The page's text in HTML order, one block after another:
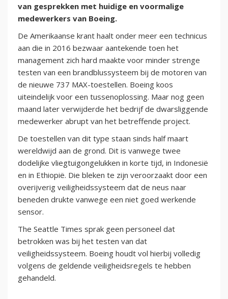
van gesprekken met huidige en voormalige
medewerkers van Boeing.
De Amerikaanse krant haalt onder meer een technicus
aan die in 2016 bezwaar aantekende toen het
management zich hard maakte voor minder strenge
testen van een brandblussysteem bij de motoren van
de nieuwe 737 MAX-toestellen. Boeing koos
uiteindelijk voor een tussenoplossing. Maar nog geen
maand later verwijderde het bedrijf de dwarsliggende
medewerker abrupt van het betreffende project.
De toestellen van dit type staan sinds half maart
wereldwijd aan de grond. Dit is vanwege twee
dodelijke vliegtuigongelukken in korte tijd, in Indonesië
en in Ethiopië. Die bleken te zijn veroorzaakt door een
overijverig veiligheidssysteem dat de neus naar
beneden drukte vanwege een niet goed werkende
sensor.
The Seattle Times sprak geen personeel dat
betrokken was bij het testen van dat
veiligheidssysteem. Boeing houdt vol hierbij volledig
volgens de geldende veiligheidsregels te hebben
gehandeld.